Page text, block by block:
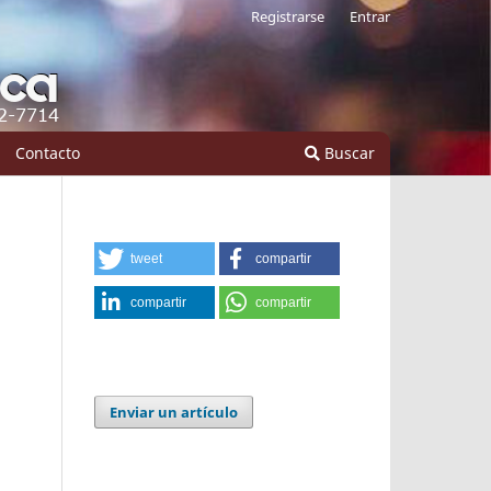
Contacto Buscar
Registrarse Entrar
tweet compartir
compartir compartir
Enviar un artículo